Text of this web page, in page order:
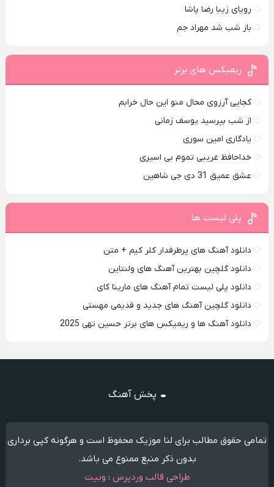
رویای زیبا رضا پاشا
باز شب شد مهراد جم
ریمیکس های برتر
کجایی آرزوی محال منو این حال خرابم
از شب بپرسید یوسف زمانی
یادگاری امین سوری
خداحافظ غریبی تموم بی اسیری
عشق عمیق 31 دی جی شاهین
پلی لیست ها
دانلود آهنگ های پرطرفدار کلر کیم + متن
دانلود گلچین بهترین آهنگ های ولنتاین
دانلود پلی لیست تمام آهنگ های مارینا کای
دانلود گلچین آهنگ های جدید و قدیمی مهستی
دانلود آهنگ ها و ریمیکس های برتر حسین تهی 2025
پخش آهنگ
تمامی حقوق مطالب برای لنا موزیک محفوظ است و هرگونه کپی برداری
بدون ذکر منبع ممنوع می باشد.
طراحی قالب وردپرس : وبیت